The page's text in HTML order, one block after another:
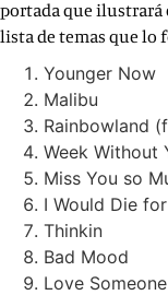
portada que ilustrará
lista de temas que lo
Younger Now
Malibu
Rainbowland
Week Without
Miss You so
I Would Die
Thinkin
Bad Mood
Love Someone